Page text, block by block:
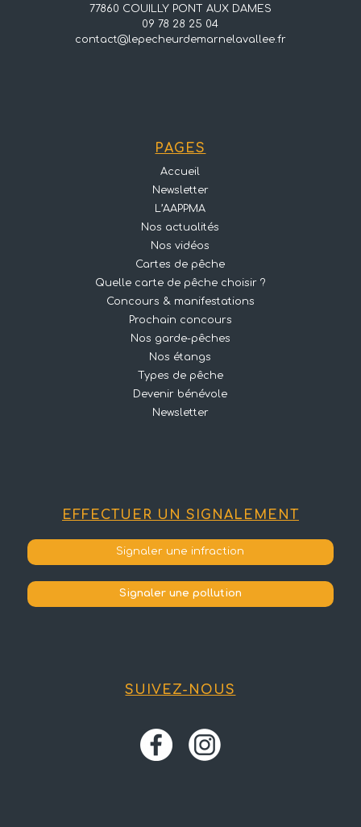
77860 COUILLY PONT AUX DAMES
09 78 28 25 04
contact@lepecheurdemarnelavallee.fr
PAGES
Accueil
Newsletter
L’AAPPMA
Nos actualités
Nos vidéos
Cartes de pêche
Quelle carte de pêche choisir ?
Concours & manifestations
Prochain concours
Nos garde-pêches
Nos étangs
Types de pêche
Devenir bénévole
Newsletter
EFFECTUER UN SIGNALEMENT
Signaler une infraction
Signaler une pollution
SUIVEZ-NOUS